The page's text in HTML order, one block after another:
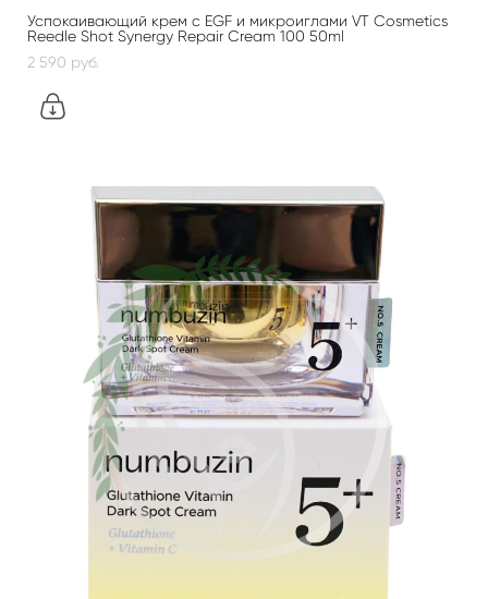
Успокаивающий крем с EGF и микроиглами VT Cosmetics
Reedle Shot Synergy Repair Cream 100 50ml
2 590 pуб.